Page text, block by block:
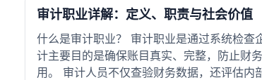
审计职业详解：定义、职责与社会价值
什么是审计职业？ 审计职业是通过系统检查
计主要目的是确保账目真实、完整，防止财
用。 审计人员不仅查验财务数据，还评估